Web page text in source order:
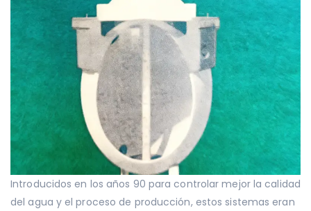
Introducidos en los años 90 para controlar mejor la calidad
del agua y el proceso de producción, estos sistemas eran